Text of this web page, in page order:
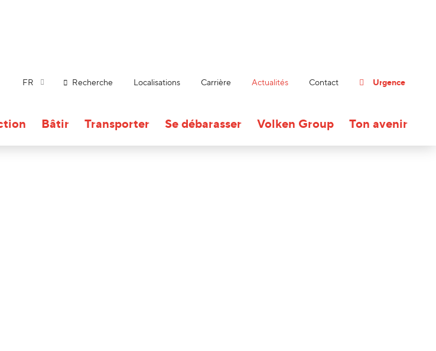
FR Recherche Localisations Carrière Actualités Contact Urgence
Bâtir Transporter Se débarasser Volken Group Ton avenir